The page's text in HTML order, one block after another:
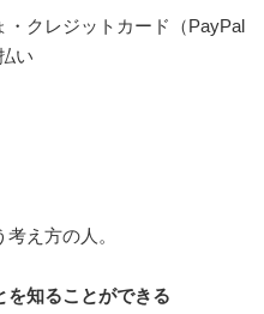
クレジットカード（PayPal
い
え方の人。
を知ることができる